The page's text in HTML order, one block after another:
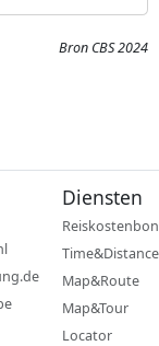
Bron CBS 2024
Diensten
Reiskostenbon
Time&Distance
Map&Route
Map&Tour
Locator